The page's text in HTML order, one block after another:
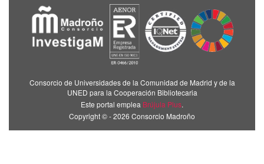
Consorcio de Universidades de la Comunidad de Madrid y de la
UNED para la Cooperación Bibliotecaria
Este portal emplea Brújula Plus.
Copyright © - 2026 Consorcio Madroño